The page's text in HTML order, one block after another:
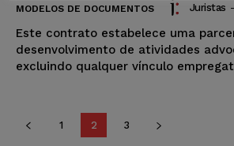
MODELOS DE DOCUMENTOS Juristas -
Este contrato estabelece uma
desenvolvimento de atividades
excluindo qualquer vínculo
1 2 3